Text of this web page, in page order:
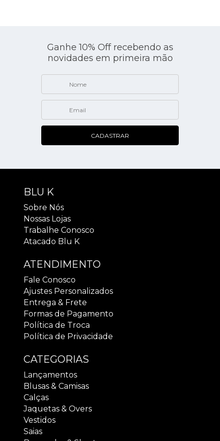
Ganhe 10% Off recebendo as
novidades em primeira mão
CADASTRAR
BLU K
Sobre Nós
Nossas Lojas
Trabalhe Conosco
Atacado Blu K
ATENDIMENTO
Fale Conosco
Ajustes Personalizados
Entrega & Frete
Formas de Pagamento
Política de Troca
Política de Privacidade
CATEGORIAS
Lançamentos
Blusas & Camisas
Calças
Jaquetas & Overs
Vestidos
Saias